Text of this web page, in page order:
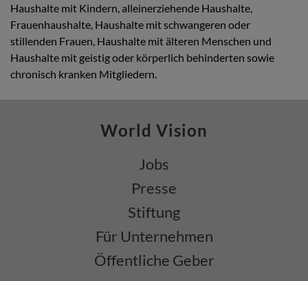
Haushalte mit Kindern, alleinerziehende Haushalte,
Frauenhaushalte, Haushalte mit schwangeren oder
stillenden Frauen, Haushalte mit älteren Menschen und
Haushalte mit geistig oder körperlich behinderten sowie
chronisch kranken Mitgliedern.
World Vision
Jobs
Presse
Stiftung
Für Unternehmen
Öffentliche Geber